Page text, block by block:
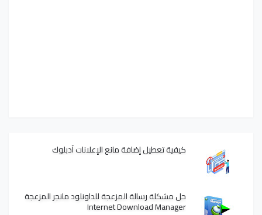
كيفية تعطيل إضافة مانع الإعلانات آدبلوك
حل مشكلة رسالة المزعجة للداونلود مانجر المزعجة
Internet Download Manager